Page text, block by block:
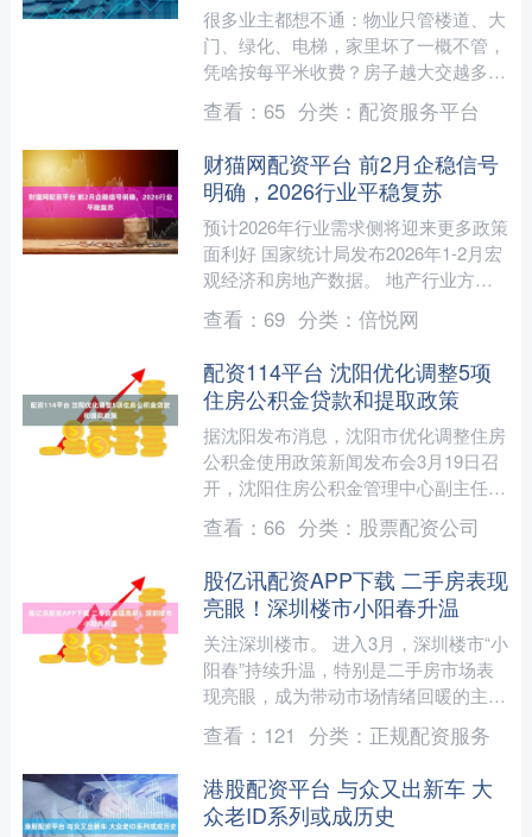
很多业主都想不通：物业只管楼道、大
门、绿化、电梯，家里坏了一概不管，
凭啥按每平米收费？房子越大交越多，
不少人觉得太吃亏。 今天用最直白、
最接地气的话，把这事讲透....
查看： 65 分类： 配资服务平台
财猫网配资平台 前2月企稳信号
明确，2026行业平稳复苏
预计2026年行业需求侧将迎来更多政策
面利好 国家统计局发布2026年1-2月宏
观经济和房地产数据。 地产行业方
面，受上年基数高位影响，销售规模、
新开工延续回落....
查看： 69 分类： 倍悦网
配资114平台 沈阳优化调整5项
住房公积金贷款和提取政策
据沈阳发布消息，沈阳市优化调整住房
公积金使用政策新闻发布会3月19日召
开，沈阳住房公积金管理中心副主任李
赞介绍情况，经沈阳住房公积金管理委
员会审议通过，优化调整....
查看： 66 分类： 股票配资公司
股亿讯配资APP下载 二手房表现
亮眼！深圳楼市小阳春升温
关注深圳楼市。 进入3月，深圳楼市“小
阳春”持续升温，特别是二手房市场表
现亮眼，成为带动市场情绪回暖的主要
动力，楼市正在不断释放积极信号。
越来越多的二手房业主....
查看： 121 分类： 正规配资服务
港股配资平台 与众又出新车 大
众老ID系列或成历史